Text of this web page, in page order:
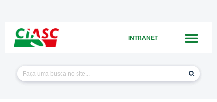
INTRANET